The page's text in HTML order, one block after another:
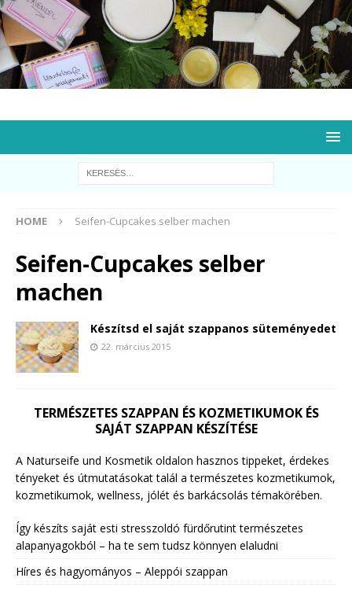
HOME Seifen-Cupcakes selber machen
Seifen-Cupcakes selber
machen
Készítsd el saját szappanos süteményedet
22. március 2015
TERMÉSZETES SZAPPAN ÉS KOZMETIKUMOK ÉS
SAJÁT SZAPPAN KÉSZÍTÉSE
A Naturseife und Kosmetik oldalon hasznos tippeket, érdekes
tényeket és útmutatásokat talál a természetes kozmetikumok,
kozmetikumok, wellness, jólét és barkácsolás témakörében.
Így készíts saját esti stresszoldó fürdőrutint természetes
alapanyagokból – ha te sem tudsz könnyen elaludni
Híres és hagyományos – Aleppói szappan